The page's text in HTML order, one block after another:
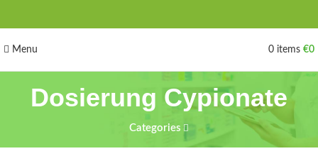
Menu 0 items €0
Dosierung Cypionate
Categories